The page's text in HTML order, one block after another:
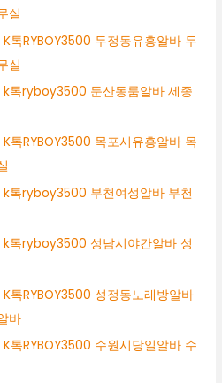
실
톡RYBOY3500 두정동유흥알바 두
실
톡ryboy3500 둔산동룸알바 세종
톡RYBOY3500 목포시유흥알바 목
톡ryboy3500 부천여성알바 부천
톡ryboy3500 성남시야간알바 성
톡RYBOY3500 성정동노래방알바
바
톡RYBOY3500 수원시당일알바 수